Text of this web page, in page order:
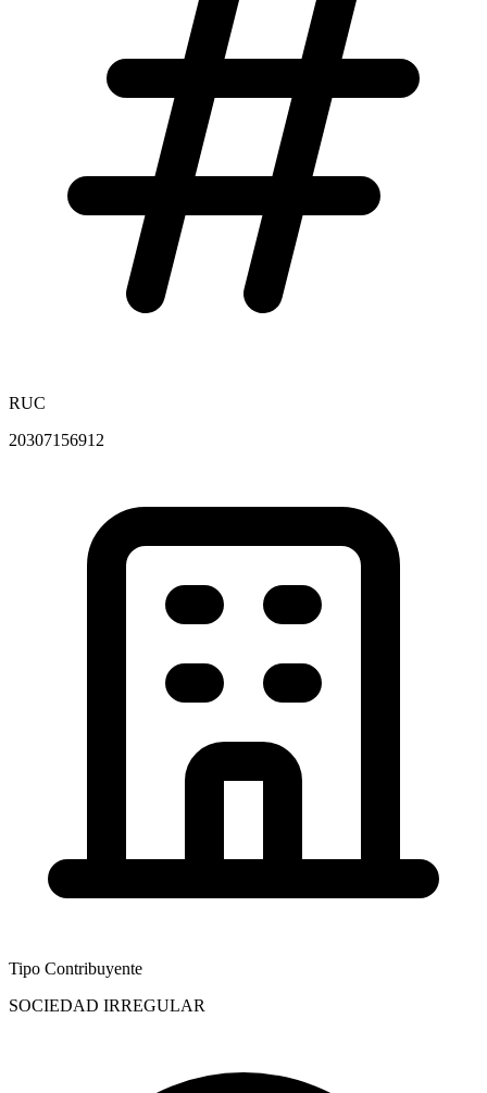
RUC
20307156912
Tipo Contribuyente
SOCIEDAD IRREGULAR